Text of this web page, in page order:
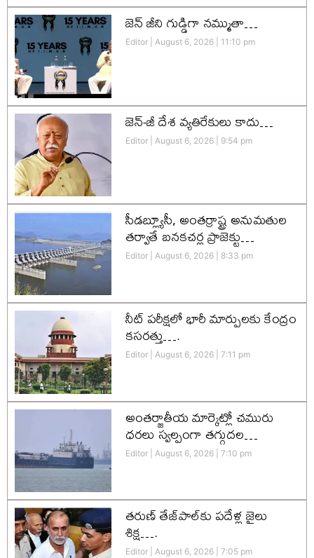
జెన్‌ జీని గుడ్డిగా నమ్ముతా…
Editor August 6, 2026 11:10 pm
జెన్-జీ దేశ వ్యతిరేకులు కాదు…
Editor August 6, 2026 9:54 pm
సీడబ్ల్యూసీ, అంతర్రాష్ట్ర అనుమతుల
తర్వాతే బనకచర్ల ప్రాజెక్టు…
Editor August 6, 2026 8:33 pm
నీట్ పరీక్షలో భారీ మార్పులకు కేంద్రం
కసరత్తు….
Editor August 6, 2026 7:11 pm
అంతర్జాతీయ మార్కెట్లో చమురు
ధరలు స్వల్పంగా తగ్గుదల…
Editor August 6, 2026 7:10 pm
తరుణ్ తేజ్‌పాల్‌కు పదేళ్ల జైలు
శిక్ష….
Editor August 6, 2026 7:05 pm